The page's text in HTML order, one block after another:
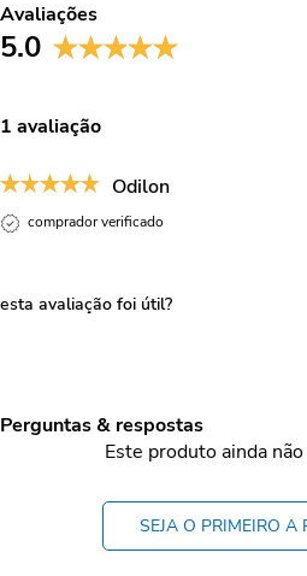
Avaliações
5.0
1 avaliação
Odilon
comprador verificado
esta avaliação foi útil?
Perguntas & respostas
Este produto ainda
SEJA O PRIMEIRO A